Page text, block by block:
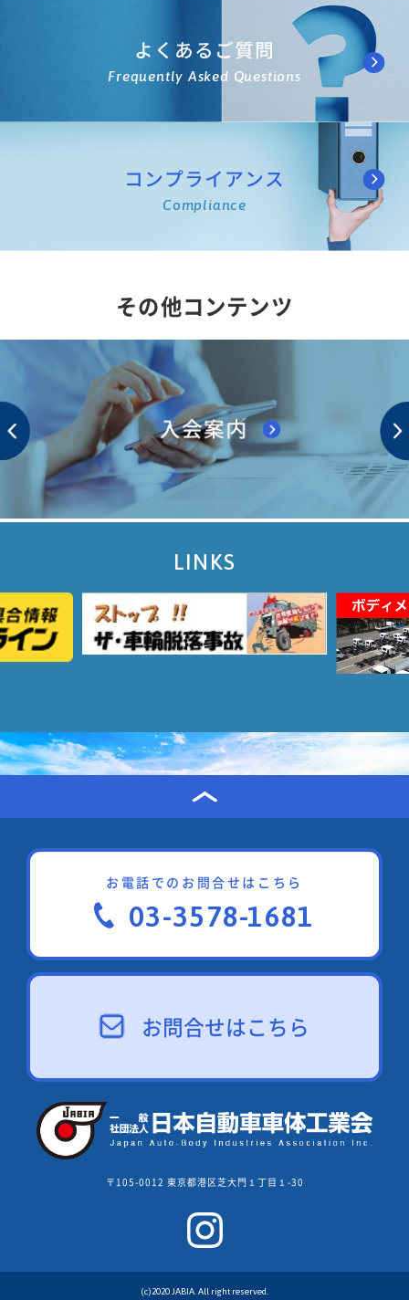
よくあるご質問
Frequently Asked Questions
コンプライアンス
Compliance
その他コンテンツ
LINKS
お電話でのお問合せはこちら
03-3578-1681
お問合せはこちら
〒105-0012 東京都港区芝大門１丁目１-30
(c)2020 JABIA. All right reserved.